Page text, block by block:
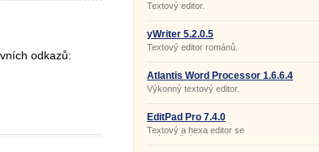
odkazů:
Textový editor.
yWriter 5.2.0.5
Textový editor románů.
Atlantis Word Processor 1.6.6.4
Výkonný textový editor.
EditPad Pro 7.4.0
Textový a hexa editor se
zvýrazněním syntaxe.